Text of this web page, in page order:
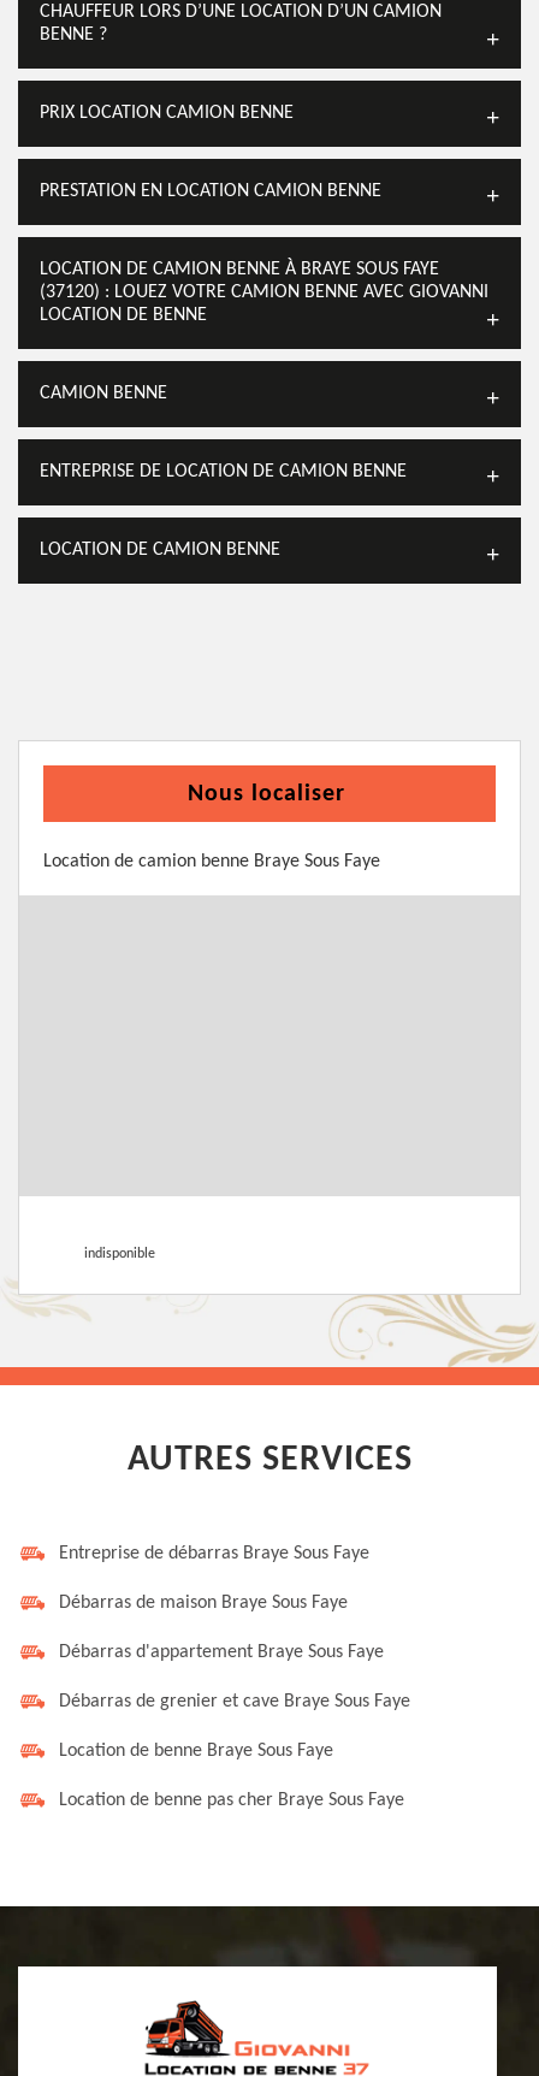
CHAUFFEUR LORS D’UNE LOCATION D’UN CAMION
BENNE ?
PRIX LOCATION CAMION BENNE
PRESTATION EN LOCATION CAMION BENNE
LOCATION DE CAMION BENNE À BRAYE SOUS FAYE
(37120) : LOUEZ VOTRE CAMION BENNE AVEC GIOVANNI
LOCATION DE BENNE
CAMION BENNE
ENTREPRISE DE LOCATION DE CAMION BENNE
LOCATION DE CAMION BENNE
Nous localiser
Location de camion benne Braye Sous Faye
indisponible
AUTRES SERVICES
Entreprise de débarras Braye Sous Faye
Débarras de maison Braye Sous Faye
Débarras d'appartement Braye Sous Faye
Débarras de grenier et cave Braye Sous Faye
Location de benne Braye Sous Faye
Location de benne pas cher Braye Sous Faye